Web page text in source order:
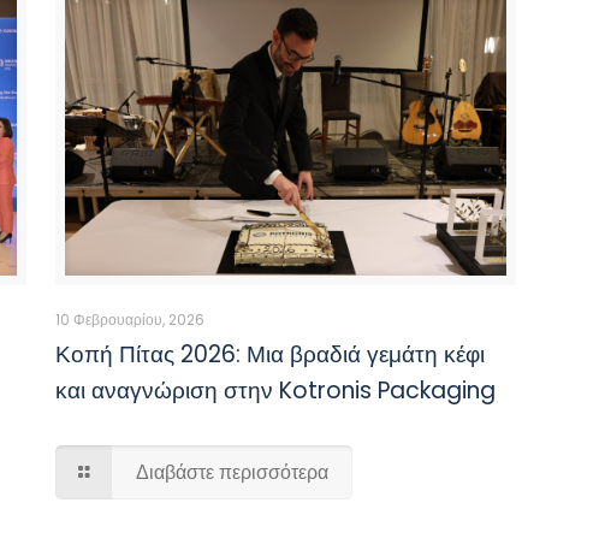
10 Φεβρουαρίου, 2026
Κοπή Πίτας 2026: Μια βραδιά γεμάτη κέφι
και αναγνώριση στην Kotronis Packaging
Διαβάστε περισσότερα